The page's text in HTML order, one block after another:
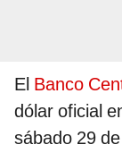
El Banco
dólar oficial
sábado 29